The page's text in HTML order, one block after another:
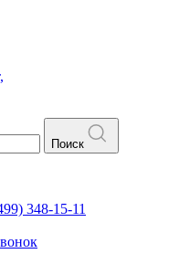
Поиск
348-15-11